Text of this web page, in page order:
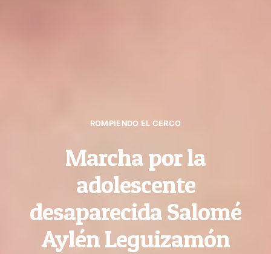
ROMPIENDO EL CERCO
Marcha por la
adolescente
desaparecida Salomé
Aylén Leguizamón